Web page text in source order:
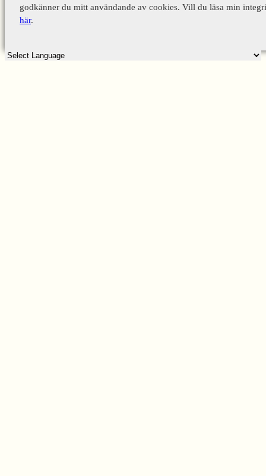
godkänner du mitt användande av cookies. Vill du läsa min
här.